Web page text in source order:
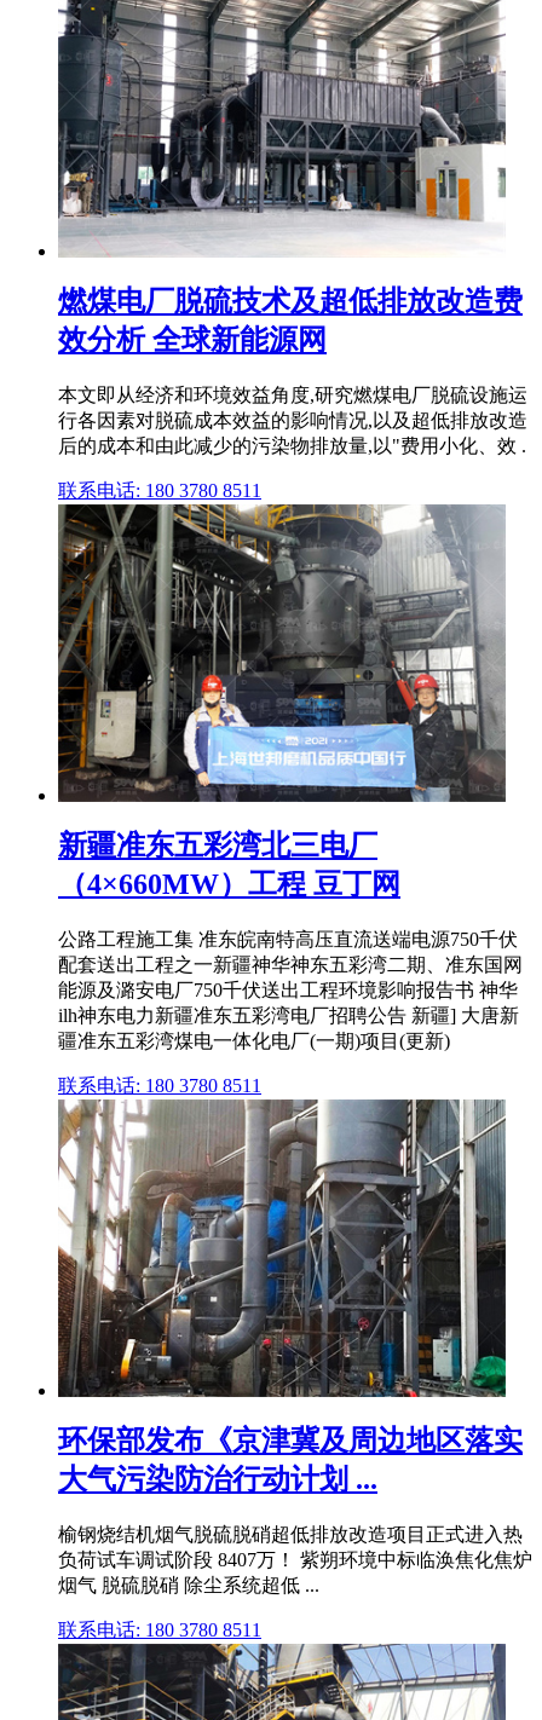
燃煤电厂脱硫技术及超低排放改造费
效分析 全球新能源网
本文即从经济和环境效益角度,研究燃煤电厂脱硫设施运
行各因素对脱硫成本效益的影响情况,以及超低排放改造
后的成本和由此减少的污染物排放量,以"费用小化、效 .
联系电话: 180 3780 8511
新疆准东五彩湾北三电厂
（4×660MW）工程 豆丁网
公路工程施工集 准东皖南特高压直流送端电源750千伏
配套送出工程之一新疆神华神东五彩湾二期、准东国网
能源及潞安电厂750千伏送出工程环境影响报告书 神华
ilh神东电力新疆准东五彩湾电厂招聘公告 新疆] 大唐新
疆准东五彩湾煤电一体化电厂(一期)项目(更新)
联系电话: 180 3780 8511
环保部发布《京津冀及周边地区落实
大气污染防治行动计划 ...
榆钢烧结机烟气脱硫脱硝超低排放改造项目正式进入热
负荷试车调试阶段 8407万！ 紫朔环境中标临涣焦化焦炉
烟气 脱硫脱硝 除尘系统超低 ...
联系电话: 180 3780 8511